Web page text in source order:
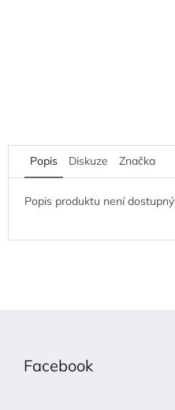
Popis Diskuze Značka
Popis produktu není dostupný
Facebook